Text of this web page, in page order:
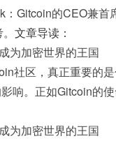
：Gitcoin的CEO兼
文章导读：
社区，真正重要的
响。正如Gitcoin的